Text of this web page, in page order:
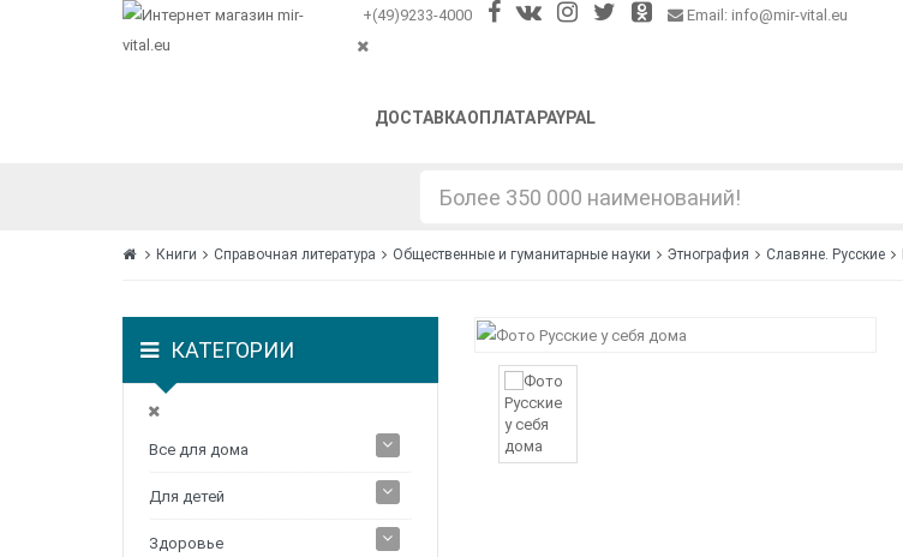
+(49)9233-4000 Email: info@mir-vital.eu
ДОСТАВКАОПЛАТА PAYPAL
Книги Справочная литература Общественные и гуманитарные науки Этнография Славяне. Русские
КАТЕГОРИИ
Все для дома
Для детей
Здоровье